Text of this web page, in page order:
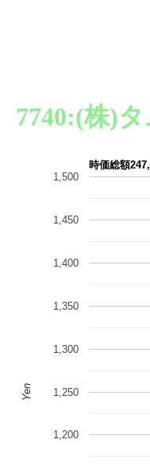
7740:(株)
時価総額
1,200
1,250
1,300
1,350
1,400
1,450
1,500
Yen